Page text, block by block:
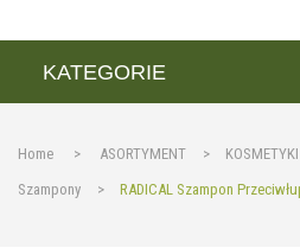
KATEGORIE
Home > ASORTYMENT >
Szampony
> RADICAL Szampon